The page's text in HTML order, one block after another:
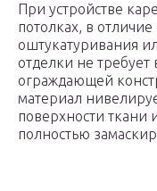
При устройстве
потолках, в
оштукатуривания
отделки не
ограждающей
материал
поверхности
полностью